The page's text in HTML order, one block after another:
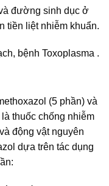
đường sinh dục ở
tiền liệt nhiễm khuẩn.
bệnh Toxoplasma .
(5 phần) và
thuốc chống nhiễm
động vật nguyên
dựa trên tác dụng